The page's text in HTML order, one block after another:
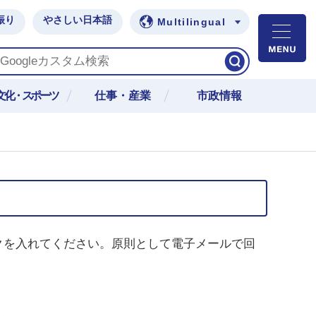
り やさしい日本語 Multilingual
化・スポーツ 仕事・産業 市政情報
入れてください。原則として電子メールで回